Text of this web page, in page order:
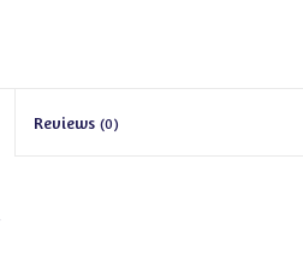
Reviews(0)